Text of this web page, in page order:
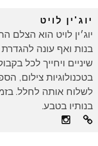
יוג'ין לויט
יוג׳ין לויט הוא הצלם
בנות ואף עונה
שיניים ויחייך לכל
בטכנולוגיות צילום,
לשלוח אותה לחלל.
בנותיו בטבע.